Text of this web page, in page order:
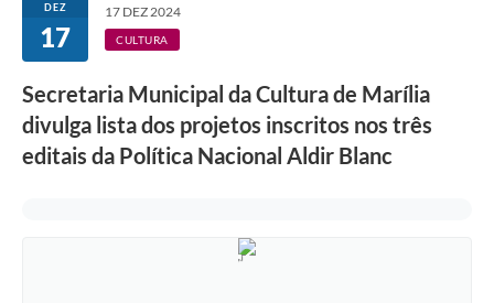
DEZ
17
17 DEZ 2024
CULTURA
Secretaria Municipal da Cultura de Marília
divulga lista dos projetos inscritos nos três
editais da Política Nacional Aldir Blanc